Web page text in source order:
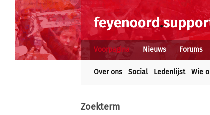
Voorpagina Nieuws Forums
Over ons Social Ledenlijst Wie
Zoekterm